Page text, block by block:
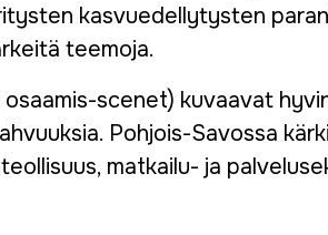
kasvuedellytysten
teemoja.
scenet) kuvaavat
Pohjois-Savossa
matkailu- ja